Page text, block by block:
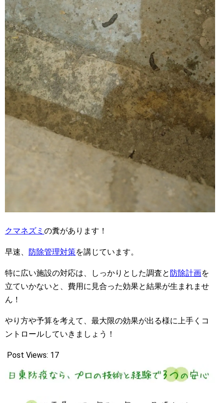
クマネズミ の糞があります！
早速、 防除管理対策を講じています。
特に広い施設の対応は、しっかりとした調査と 防除計画を
立ていかないと、費用に見合った効果と結果が生まれませ
ん！
やり方や予算を考えて、最大限の効果が出る様に上手くコ
ントロールしていきましょう！
Post Views: 17